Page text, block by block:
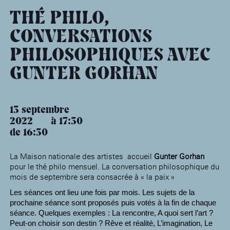
THÉ PHILO,
CONVERSATIONS
PHILOSOPHIQUES AVEC
GUNTER GORHAN
13 septembre
2022
de 16:30
17:30
La Maison nationale des artistes accueil Gunter Gorhan
pour le thé philo mensuel. La conversation philosophique du
mois de septembre sera consacrée à « la paix »
Les séances ont lieu une fois par mois. Les sujets de la
prochaine séance sont proposés puis votés à la fin de chaque
séance. Quelques exemples : La rencontre, A quoi sert l’art ?
Peut-on choisir son destin ? Rêve et réalité, L’imagination, Le
des artistes(EHPAD)
Rotonde Balzac de l’Hôtel
Salomon de Rothschild
Jardin public de l’Hôtel
Salomon de Rothschild